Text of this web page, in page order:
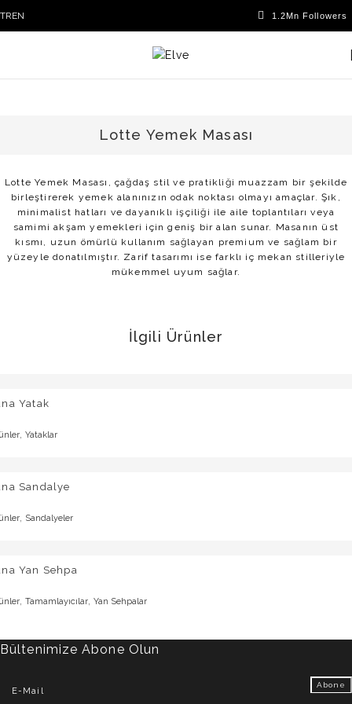
TREN
Lotte Yemek Masası
Lotte Yemek Masası, çağdaş stil ve pratikliği muazzam bir şekilde
birleştirerek yemek alanınızın odak noktası olmayı amaçlar. Şık,
minimalist hatları ve dayanıklı işçiliği ile aile toplantıları veya
samimi akşam yemekleri için geniş bir alan sunar. Masanın üst
kısmı, uzun ömürlü kullanım sağlayan premium ve sağlam bir
yüzeyle donatılmıştır. Zarif tasarımı ise farklı iç mekan stilleriyle
mükemmel uyum sağlar.
İlgili Ürünler
Yatak
, Yataklar
Sandalye
, Sandalyeler
Yan Sehpa
, Tamamlayıcılar, Yan Sehpalar
Bültenimize Abone Olun